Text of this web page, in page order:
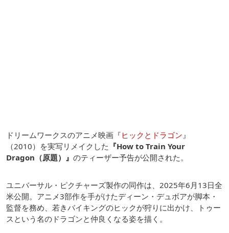
ドリームワークスのアニメ映画『 ヒックとドラゴン 』
（2010）を実写リメイクした 『How to Train Your
Dragon（原題）』 のティーザー予告が公開された。
ユニバーサル・ピクチャーズ製作の同作は、2025年6月13日全
米公開。アニメ3部作を手がけたディーン・デュボアが脚本・
監督を務め、若きバイキングのヒックが狩りに出かけ、トゥー
スという名のドラゴンと仲良くなる姿を描く。